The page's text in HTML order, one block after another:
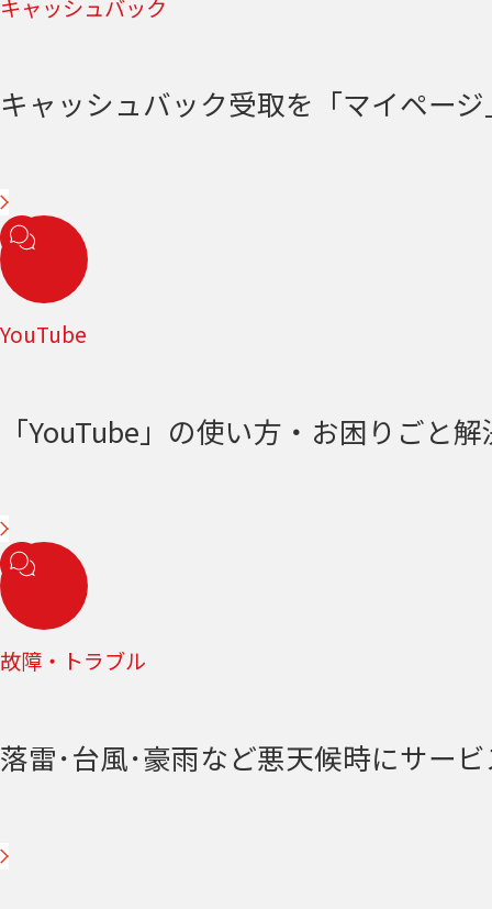
キャッシュバック
キャッシュバック受取を「マイペー
YouTube
「YouTube」の使い方・お困りごと
故障・トラブル
落雷･台風･豪雨など悪天候時にサー